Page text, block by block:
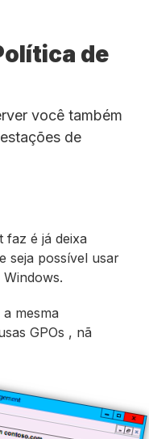
de
você também
de
faz é já deixa
seja possível usar
mesma
GPOs , nã